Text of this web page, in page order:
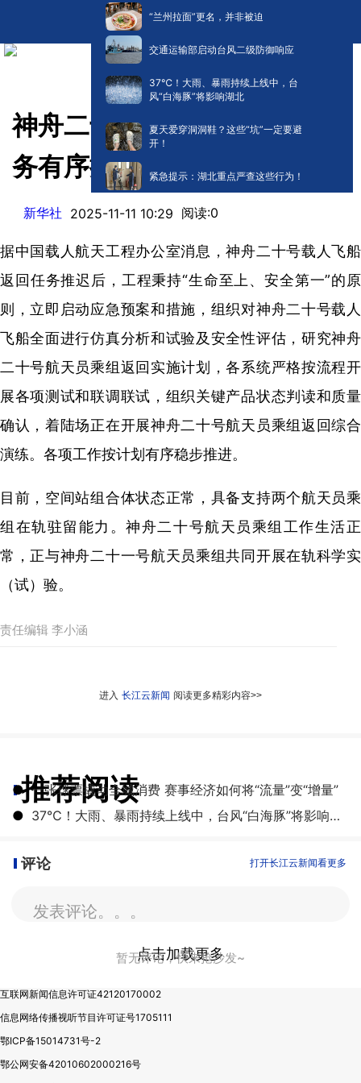
“兰州拉面”更名，并非被迫
交通运输部启动台风二级防御响应
​37℃！大雨、暴雨持续上线中，台
风“白海豚”将影响湖北
夏天爱穿洞洞鞋？这些“坑”一定要避
开！
紧急提示：湖北重点严查这些行为！
神舟二十号航天员乘组返回任
务有序推进
新华社 2025-11-11 10:29 阅读:0
据中国载人航天工程办公室消息，神舟二十号载人飞船
返回任务推迟后，工程秉持“生命至上、安全第一”的原
则，立即启动应急预案和措施，组织对神舟二十号载人
飞船全面进行仿真分析和试验及安全性评估，研究神舟
二十号航天员乘组返回实施计划，各系统严格按流程开
展各项测试和联调联试，组织关键产品状态判读和质量
确认，着陆场正在开展神舟二十号航天员乘组返回综合
演练。各项工作按计划有序稳步推进。
目前，空间站组合体状态正常，具备支持两个航天员乘
组在轨驻留能力。神舟二十号航天员乘组工作生活正
常，正与神舟二十一号航天员乘组共同开展在轨科学实
（试）验。
责任编辑 李小涵
进入 长江云新闻 阅读更多精彩内容>>
推荐阅读
● 一张球票撬动全城消费 赛事经济如何将“流量”变“增量”
●
​37℃！大雨、暴雨持续上线中，台风“白海豚”将影响湖北
评论 打开长江云新闻看更多
发表评论。。。
暂无评论，快来抢沙发~
点击加载更多
互联网新闻信息许可证42120170002
信息网络传播视听节目许可证号1705111
鄂ICP备15014731号-2
鄂公网安备42010602000216号